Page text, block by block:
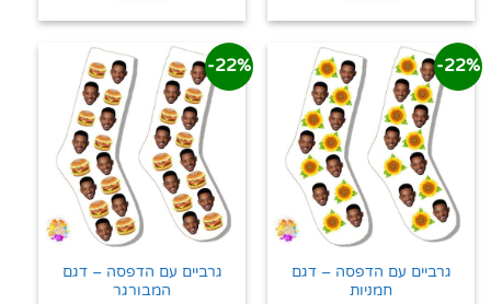
22%-
גרביים עם הדפסה – דגם
חמניות
22%-
גרביים עם הדפסה – דגם
המבורגר